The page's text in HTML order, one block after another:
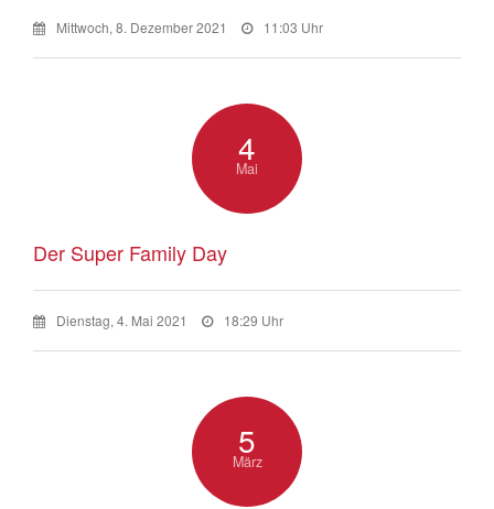
Mittwoch, 8. Dezember 2021 11:03 Uhr
4
Mai
Der Super Family Day
Dienstag, 4. Mai 2021 18:29 Uhr
5
März